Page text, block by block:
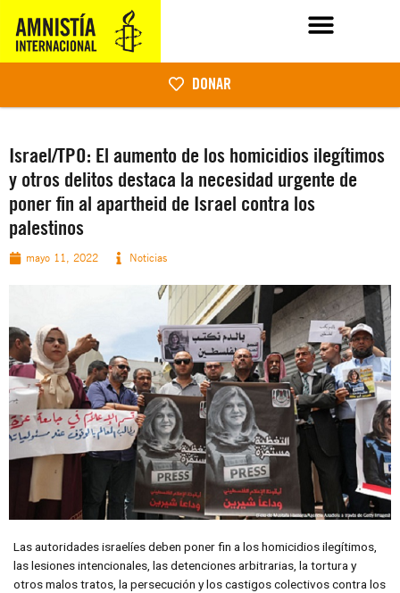
DONAR
Israel/TPO: El aumento de los homicidios ilegítimos
y otros delitos destaca la necesidad urgente de
poner fin al apartheid de Israel contra los
palestinos
mayo 11, 2022 Noticias
Las autoridades israelíes deben poner fin a los homicidios ilegítimos,
las lesiones intencionales, las detenciones arbitrarias, la tortura y
otros malos tratos, la persecución y los castigos colectivos contra los